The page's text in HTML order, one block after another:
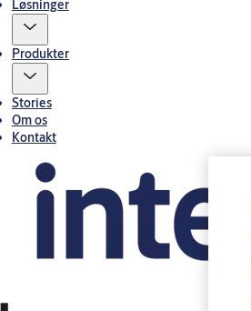
Løsninger
Produkter
Stories
Om os
Kontakt